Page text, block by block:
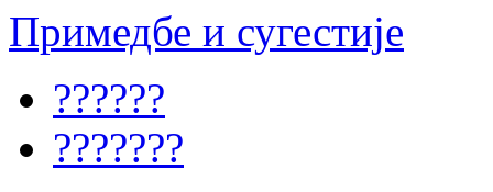
Примедбе и сугестије
??????
???????